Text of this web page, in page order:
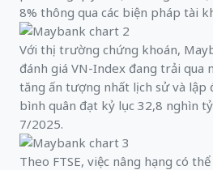
8% thông qua các biện pháp tài
Với thị trường chứng khoán,
đánh giá VN-Index đang trải
tăng ấn tượng nhất lịch sử và lập
bình quân đạt kỷ lục 32,8 nghìn
7/2025.
Theo FTSE, việc nâng hạng có